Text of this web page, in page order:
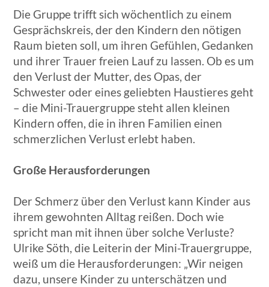
Die Gruppe trifft sich wöchentlich zu einem
Gesprächskreis, der den Kindern den nötigen
Raum bieten soll, um ihren Gefühlen, Gedanken
und ihrer Trauer freien Lauf zu lassen. Ob es um
den Verlust der Mutter, des Opas, der
Schwester oder eines geliebten Haustieres geht
– die Mini-Trauergruppe steht allen kleinen
Kindern offen, die in ihren Familien einen
schmerzlichen Verlust erlebt haben.
Große Herausforderungen
Der Schmerz über den Verlust kann Kinder aus
ihrem gewohnten Alltag reißen. Doch wie
spricht man mit ihnen über solche Verluste?
Ulrike Söth, die Leiterin der Mini-Trauergruppe,
weiß um die Herausforderungen: „Wir neigen
dazu, unsere Kinder zu unterschätzen und